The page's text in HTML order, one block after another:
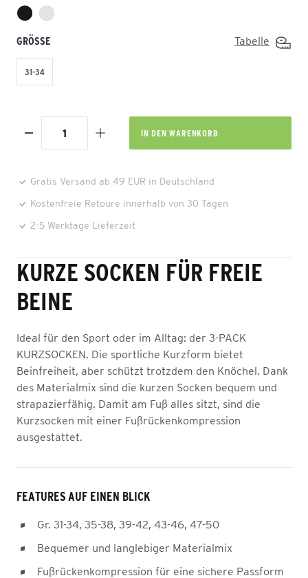
GRÖSSE Tabelle
31-34
IN DEN WARENKORB
Gratis Versand ab 49 EUR in Deutschland
Kostenfreie Retoure innerhalb von 30 Tagen
2-5 Werktage Lieferzeit
KURZE SOCKEN FÜR FREIE
BEINE
Ideal für den Sport oder im Alltag: der 3-PACK
KURZSOCKEN. Die sportliche Kurzform bietet
Beinfreiheit, aber schützt trotzdem den Knöchel. Dank
des Materialmix sind die kurzen Socken bequem und
strapazierfähig. Damit am Fuß alles sitzt, sind die
Kurzsocken mit einer Fußrückenkompression
ausgestattet.
FEATURES AUF EINEN BLICK
Gr. 31-34, 35-38, 39-42, 43-46, 47-50
Bequemer und langlebiger Materialmix
Fußrückenkompression für eine sichere Passform